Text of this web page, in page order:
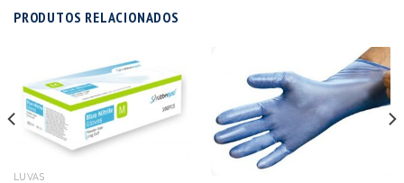
PRODUTOS RELACIONADOS
LUVAS